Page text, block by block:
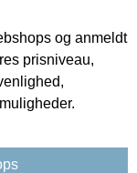
og anmeldt
prisniveau,